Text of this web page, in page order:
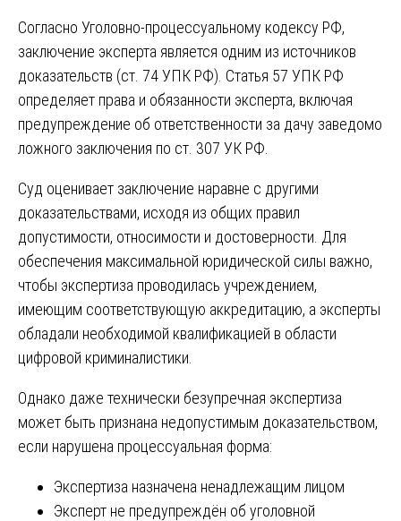
Согласно Уголовно-процессуальному кодексу РФ,
заключение эксперта является одним из источников
доказательств (ст. 74 УПК РФ). Статья 57 УПК РФ
определяет права и обязанности эксперта, включая
предупреждение об ответственности за дачу заведомо
ложного заключения по ст. 307 УК РФ.
Суд оценивает заключение наравне с другими
доказательствами, исходя из общих правил
допустимости, относимости и достоверности. Для
обеспечения максимальной юридической силы важно,
чтобы экспертиза проводилась учреждением,
имеющим соответствующую аккредитацию, а эксперты
обладали необходимой квалификацией в области
цифровой криминалистики.
Однако даже технически безупречная экспертиза
может быть признана недопустимым доказательством,
если нарушена процессуальная форма:
Экспертиза назначена ненадлежащим лицом
Эксперт не предупреждён об уголовной